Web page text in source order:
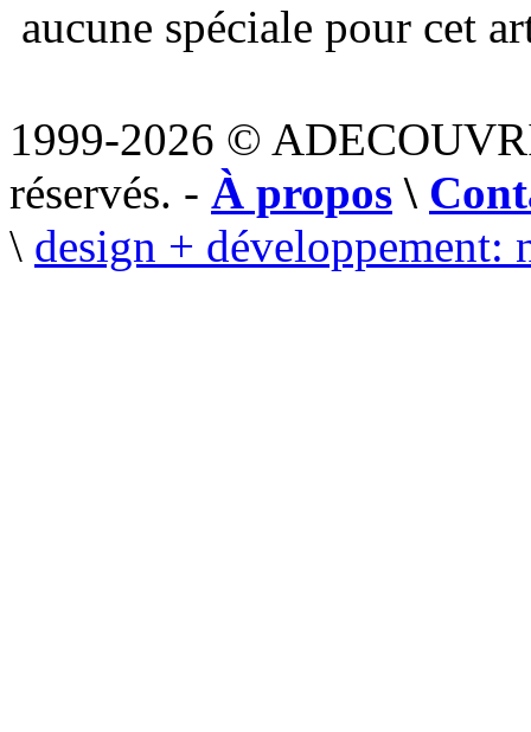
aucune spéciale pour cet
1999-2026 ©
réservés. - À propos \
\ design + développement: